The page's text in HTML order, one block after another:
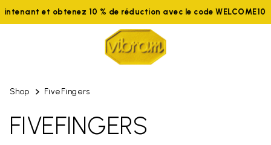
et obtenez 10 % de réduction avec le code WELCOME10
Shop FiveFingers
FIVEFINGERS